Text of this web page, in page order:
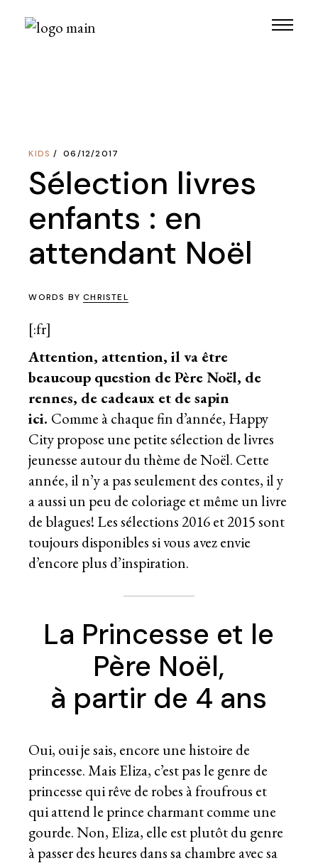
KIDS 06/12/2017
Sélection livres
enfants : en
attendant Noël
WORDS BYCHRISTEL
[:fr]
Attention, attention, il va être
beaucoup question de Père Noël, de
rennes, de cadeaux et de sapin
ici. Comme à chaque fin d’année, Happy
City propose une petite sélection de livres
jeunesse autour du thème de Noël. Cette
année, il n’y a pas seulement des contes, il y
a aussi un peu de coloriage et même un livre
de blagues! Les sélections 2016et2015sont
toujours disponibles si vous avez envie
d’encore plus d’inspiration.
La Princesse et le
Père Noël,
à partir de 4 ans
Oui, oui je sais, encore une histoire de
princesse. Mais Eliza, c’est pas le genre de
princesse qui rêve de robes à froufrous et
qui attend le prince charmant comme une
gourde. Non, Eliza, elle est plutôt du genre
à passer des heures dans sa chambre avec sa